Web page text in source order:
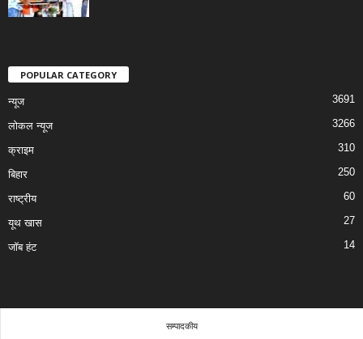
POPULAR CATEGORY
न्यूज 3691
लोकल न्यूज 3266
क्राइम 310
बिहार 250
राष्ट्रीय 60
यूथ खास 27
जॉब हंट 14
सम्पादकीय